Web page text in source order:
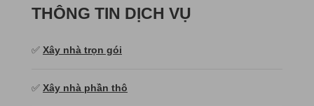
THÔNG TIN DỊCH VỤ
✅ Xây nhà trọn gói
✅ Xây nhà phần thô